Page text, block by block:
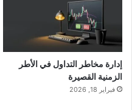
إدارة مخاطر التداول في الأطر
الزمنية القصيرة
فبراير 18, 2026